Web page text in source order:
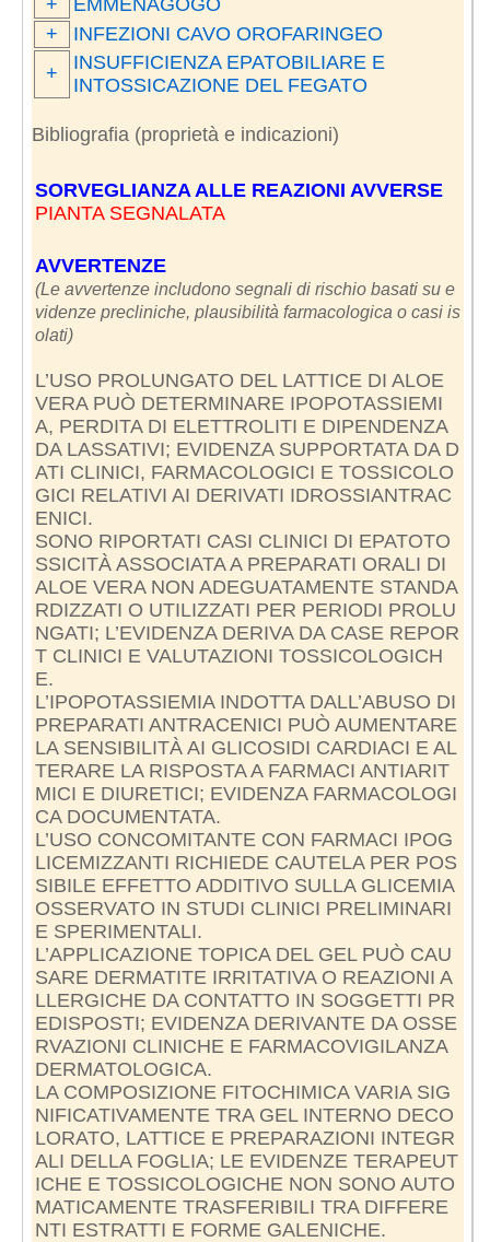
+
INFEZIONI CAVO OROFARINGEO
+
INSUFFICIENZA EPATOBILIARE E
INTOSSICAZIONE DEL FEGATO
Bibliografia (proprietà e indicazioni)
SORVEGLIANZA ALLE REAZIONI AVVERSE
PIANTA SEGNALATA
AVVERTENZE
(Le avvertenze includono segnali di rischio basati su e
videnze precliniche, plausibilità farmacologica o casi is
olati)
L’USO PROLUNGATO DEL LATTICE DI ALOE
VERA PUÒ DETERMINARE IPOPOTASSIEMI
A, PERDITA DI ELETTROLITI E DIPENDENZA
DA LASSATIVI; EVIDENZA SUPPORTATA DA D
ATI CLINICI, FARMACOLOGICI E TOSSICOLO
GICI RELATIVI AI DERIVATI IDROSSIANTRAC
ENICI.
SONO RIPORTATI CASI CLINICI DI EPATOTO
SSICITÀ ASSOCIATA A PREPARATI ORALI DI
ALOE VERA NON ADEGUATAMENTE STANDA
RDIZZATI O UTILIZZATI PER PERIODI PROLU
NGATI; L’EVIDENZA DERIVA DA CASE REPOR
T CLINICI E VALUTAZIONI TOSSICOLOGICH
E.
L’IPOPOTASSIEMIA INDOTTA DALL’ABUSO DI
PREPARATI ANTRACENICI PUÒ AUMENTARE
LA SENSIBILITÀ AI GLICOSIDI CARDIACI E AL
TERARE LA RISPOSTA A FARMACI ANTIARIT
MICI E DIURETICI; EVIDENZA FARMACOLOGI
CA DOCUMENTATA.
L’USO CONCOMITANTE CON FARMACI IPOG
LICEMIZZANTI RICHIEDE CAUTELA PER POS
SIBILE EFFETTO ADDITIVO SULLA GLICEMIA
OSSERVATO IN STUDI CLINICI PRELIMINARI
E SPERIMENTALI.
L’APPLICAZIONE TOPICA DEL GEL PUÒ CAU
SARE DERMATITE IRRITATIVA O REAZIONI A
LLERGICHE DA CONTATTO IN SOGGETTI PR
EDISPOSTI; EVIDENZA DERIVANTE DA OSSE
RVAZIONI CLINICHE E FARMACOVIGILANZA
DERMATOLOGICA.
LA COMPOSIZIONE FITOCHIMICA VARIA SIG
NIFICATIVAMENTE TRA GEL INTERNO DECO
LORATO, LATTICE E PREPARAZIONI INTEGR
ALI DELLA FOGLIA; LE EVIDENZE TERAPEUT
ICHE E TOSSICOLOGICHE NON SONO AUTO
MATICAMENTE TRASFERIBILI TRA DIFFERE
NTI ESTRATTI E FORME GALENICHE.